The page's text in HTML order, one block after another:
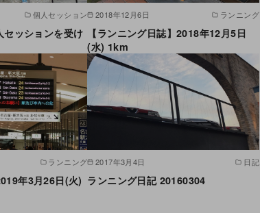
個人セッション
セッションを受け
2018年12月6日 ランニング
【ランニング日誌】2018年12月5日
(水) 1km
ランニング
年3月26日(火)
2017年3月4日 日記
ランニング日記 20160304